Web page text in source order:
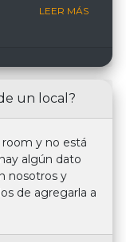
LEER MÁS
un local?
y no está
algún dato
nosotros y
de agregarla a